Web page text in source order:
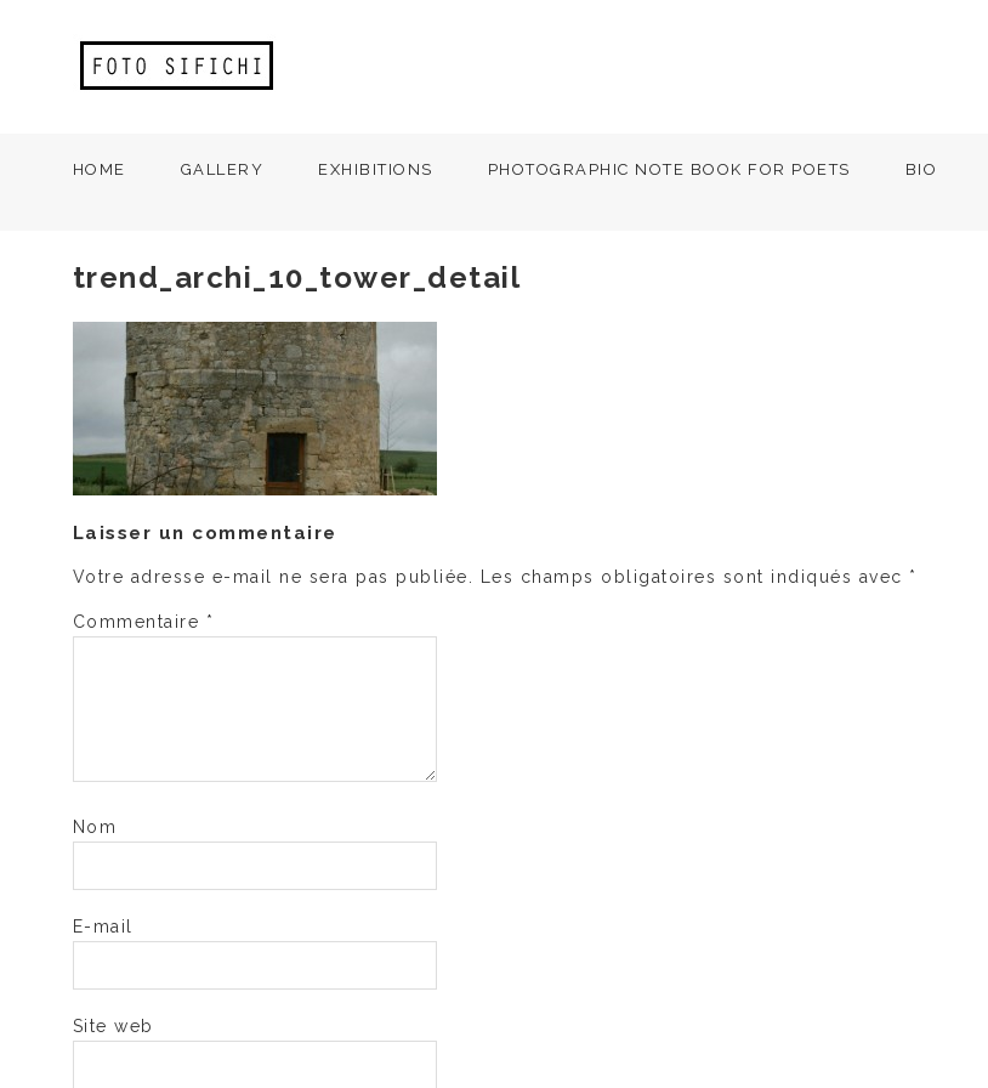
HOME GALLERY EXHIBITIONS PHOTOGRAPHIC NOTE BOOK FOR POETS BIO
trend_archi_10_tower_detail
Laisser un commentaire
Votre adresse e-mail ne sera pas publiée. Les champs obligatoires sont indiqués avec *
Commentaire *
Nom
E-mail
Site web